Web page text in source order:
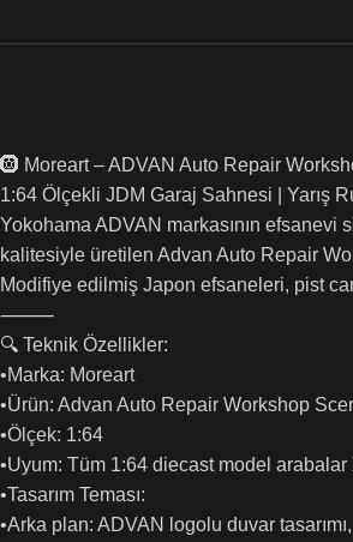
🛞 Moreart – ADVAN Auto Repair
1:64 Ölçekli JDM Garaj Sahnesi | Yarış
Yokohama ADVAN markasının efsanevi
kalitesiyle üretilen Advan Auto Repair
Modifiye edilmiş Japon efsaneleri, pist
⸻
🔍 Teknik Özellikler:
•Marka: Moreart
•Ürün: Advan Auto Repair Workshop
•Ölçek: 1:64
•Uyum: Tüm 1:64 diecast model
•Tasarım Teması:
•Arka plan: ADVAN logolu duvar